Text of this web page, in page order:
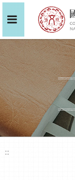
:::